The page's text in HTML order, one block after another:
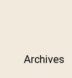
Archives